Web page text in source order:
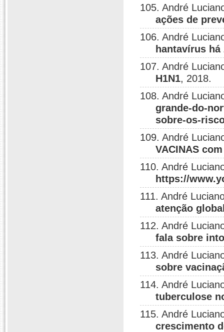
105. André
ações de
106. André
hantavírus
107. André
H1N1, 2018.
108. André
grande-do-
sobre-os-
109. André
VACINAS
110. André
https://
111. André
atenção
112. André
fala sobre
113. André
sobre
114. André
tuberculose
115. André
crescimento